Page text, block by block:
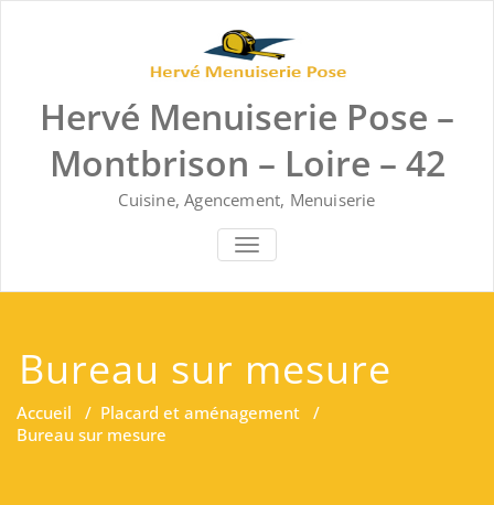
Hervé Menuiserie Pose –
Montbrison – Loire – 42
Cuisine, Agencement, Menuiserie
AFFICHER/MASQUER LA
Bureau sur mesure
Accueil / Placard et aménagement /
Bureau sur mesure